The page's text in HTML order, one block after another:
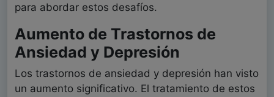
para abordar estos desafíos.
Aumento de Trastornos de
Ansiedad y Depresión
Los trastornos de ansiedad y depresión han visto
un aumento significativo. El tratamiento de estos